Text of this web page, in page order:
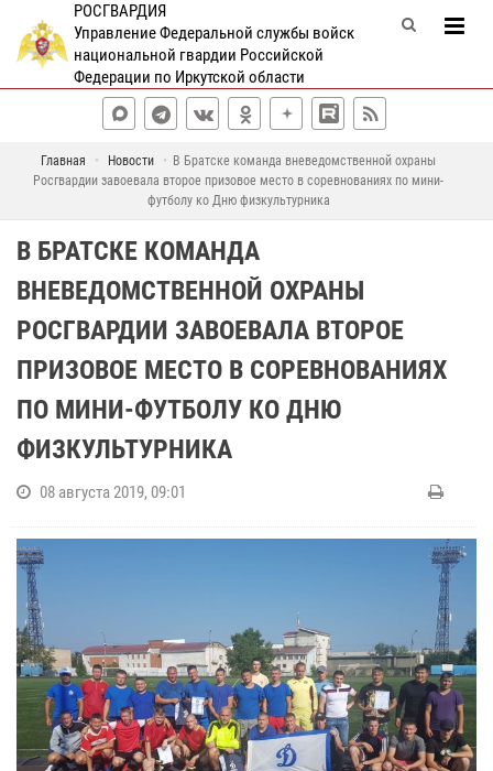
РОСГВАРДИЯ
Управление Федеральной службы войск
национальной гвардии Российской
Федерации по Иркутской области
Главная Новости
В Братске команда вневедомственной охраны
Росгвардии завоевала второе призовое место в соревнованиях по мини-
футболу ко Дню физкультурника
В БРАТСКЕ КОМАНДА
ВНЕВЕДОМСТВЕННОЙ ОХРАНЫ
РОСГВАРДИИ ЗАВОЕВАЛА ВТОРОЕ
ПРИЗОВОЕ МЕСТО В СОРЕВНОВАНИЯХ
ПО МИНИ-ФУТБОЛУ КО ДНЮ
ФИЗКУЛЬТУРНИКА
08 августа 2019, 09:01